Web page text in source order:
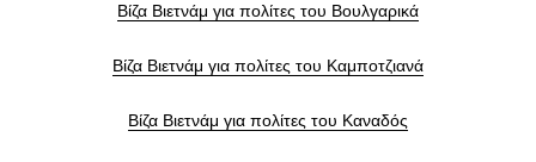
Βίζα Βιετνάμ για πολίτες του Βουλγαρικά
Βίζα Βιετνάμ για πολίτες του Καμποτζιανά
Βίζα Βιετνάμ για πολίτες του Καναδός